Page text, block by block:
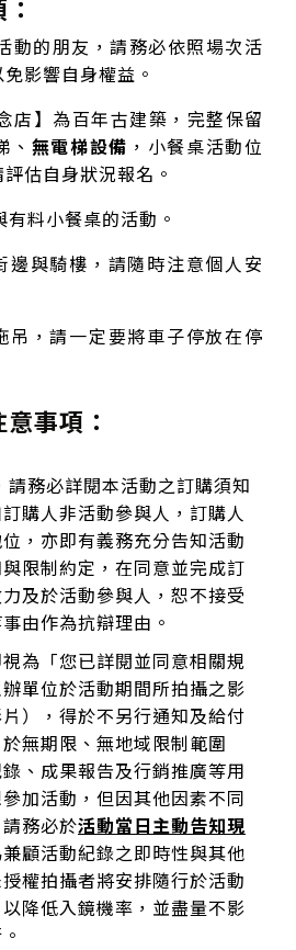
動的朋友，請務必依照場次活
影響自身權益。
店】為百年古建築，完整保留
、 無電梯設備 ，小餐桌活動位
估自身狀況報名。
料小餐桌的活動。
邊與騎樓，請隨時注意個人安
吊，請一定要將車子停放在停
事項：
請務必詳閱本活動之訂購須知
購人非活動參與人，訂購人
，亦即有義務充分告知活動
限制約定，在同意並完成訂
及於活動參與人，恕不接受
由作為抗辯理由。
為「您已詳閱並同意相關規
單位於活動期間所拍攝之影
），得於不另行通知及給付
無期限、無地域限制範圍
、成果報告及行銷推廣等用
加活動，但因其他因素不同
務必於活動當日主動告知現
兼顧活動紀錄之即時性與其他
權拍攝者將安排隨行於活動
降低入鏡機率，並盡量不影